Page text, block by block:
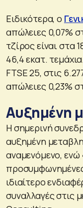
Ειδικότερα, ο
απώλειες 0,07%
τζίρος είναι στα
46,4 εκατ.
FTSE 25, στις
απώλειες 0,23%
Αυξημένη
Η σημερινή
αυξημένη
αναμενόμενο, ενώ
ιδιαίτερο
συναλλαγές στις